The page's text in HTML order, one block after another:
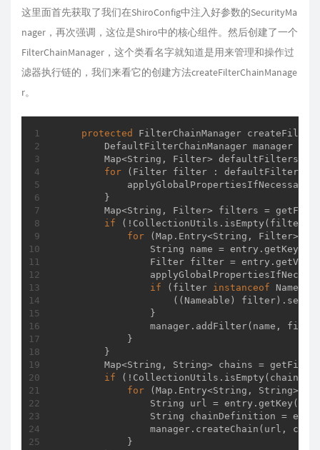
这里面首先获取了我们在ShiroConfig中注入好参数的SecurityMa
nager，再次强调，这位是Shiro中的核心组件。然后创建了一个
FilterChainManager，这个类看名字就知道是用来管理和操作过
滤器执行链的，我们来看它的创建方法createFilterChainManage
r。
protected FilterChainManager
        DefaultFilterChainManager manager =
Map<String, Filter> defaultFilters =
for (Filter filter :
        }
Map<String, Filter> filters =
if
for (Map.Entry<String, Filter>
                String name = entry.getKey();
Filter filter =
if (filter instanceof
((Nameable)
                }
manager.addFilter(name,
            }
        }
Map<String, String> chains =
if
for (Map.Entry<String, String>
                String url = entry.getKey();
String chainDefinition =
manager.createChain(url,
            }